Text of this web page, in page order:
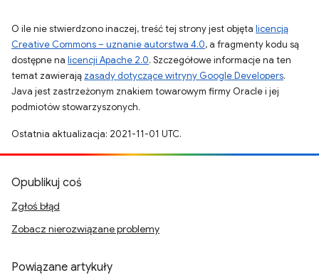
O ile nie stwierdzono inaczej, treść tej strony jest objęta licencją
Creative Commons – uznanie autorstwa 4.0, a fragmenty kodu są
dostępne na licencji Apache 2.0. Szczegółowe informacje na ten
temat zawierają zasady dotyczące witryny Google Developers.
Java jest zastrzeżonym znakiem towarowym firmy Oracle i jej
podmiotów stowarzyszonych.
Ostatnia aktualizacja: 2021-11-01 UTC.
Opublikuj coś
Zgłoś błąd
Zobacz nierozwiązane problemy
Powiązane artykuły